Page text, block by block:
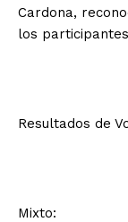
Cardona,
los
Resultados de
Mixto: